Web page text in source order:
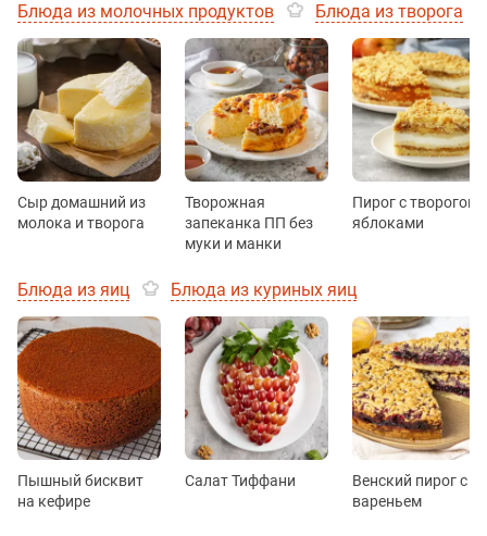
Блюда из молочных продуктов Блюда из творога
Сыр домашний из
молока и творога
Творожная
запеканка ПП без
муки и манки
Пирог с творогом
яблоками
Блюда из яиц Блюда из куриных яиц
Пышный бисквит
на кефире
Салат Тиффани
Венский пирог с
вареньем